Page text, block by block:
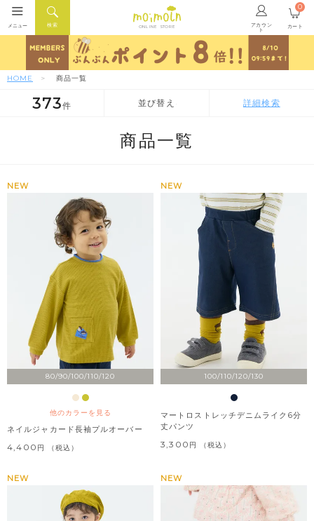
ONLINE STORE アカウン
ト
検索
メニュー カート
0
HOME 商品一覧
並び替え
新着順
価格が安い順
373件 詳細検索
商品一覧
80/90/100/110/120
他のカラーを見る
NEW
ネイルジャカード長袖プルオーバー
4,400 税込
100/110/120/130
NEW
マートロストレッチデニムライク6分
丈パンツ
3,300 税込
NEW NEW